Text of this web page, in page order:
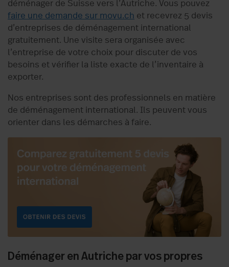
déménager de Suisse vers l’Autriche. Vous pouvez
faire une demande sur movu.ch et recevrez 5 devis
d’entreprises de déménagement international
gratuitement. Une visite sera organisée avec
l’entreprise de votre choix pour discuter de vos
besoins et vérifier la liste exacte de l’inventaire à
exporter.
Nos entreprises sont des professionnels en matière
de déménagement international. Ils peuvent vous
orienter dans les démarches à faire.
Déménager en Autriche par vos propres